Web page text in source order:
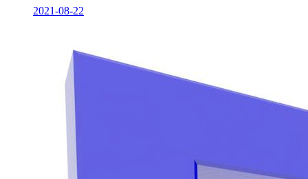
2021-08-22